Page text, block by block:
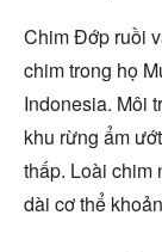
Chim Đớp ruồi
chim trong họ
Indonesia. Môi
khu rừng ẩm
thấp. Loài chim
dài cơ thể